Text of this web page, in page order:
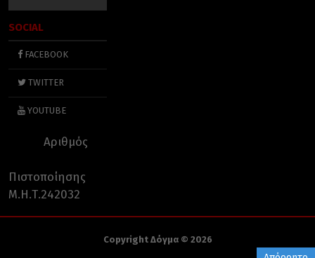
SOCIAL
FACEBOOK
TWITTER
YOUTUBE
Αριθμός
Πιστοποίησης
Μ.Η.Τ.242032
Copyright Δόγμα © 2026